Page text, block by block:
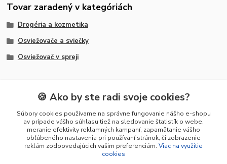
Tovar zaradený v kategóriách
Drogéria a kozmetika
Osviežovače a sviečky
Osviežovač v spreji
Informácie pre zákazníkov
Kontakt
Obchodné podmienky
🍪 Ako by ste radi svoje cookies?
Súbory cookies používame na správne fungovanie nášho e-shopu
av prípade vášho súhlasu tiež na sledovanie štatistík o webe,
meranie efektivity reklamných kampaní, zapamätanie vášho
obľúbeného nastavenia pri používaní stránok, či zobrazenie
reklám zodpovedajúcich vašim preferenciám. Viac na využitie
cookies